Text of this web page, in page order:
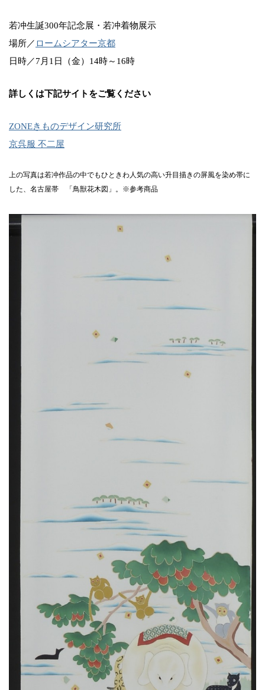
若冲生誕300年記念展・若冲着物展示
場所／ ロームシアター京都
日時／7月1日（金）14時～16時
詳しくは下記サイトをご覧ください
ZONEきものデザイン研究所
京呉服 不二屋
上の写真は若冲作品の中でもひときわ人気の高い升目描きの屏風を染め帯に
した、名古屋帯 「鳥獣花木図」。※参考商品